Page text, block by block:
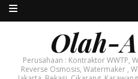
Olah-
Perusahaan : Kontraktor WWTP,
Reverse Osmosis, Watermaker ,